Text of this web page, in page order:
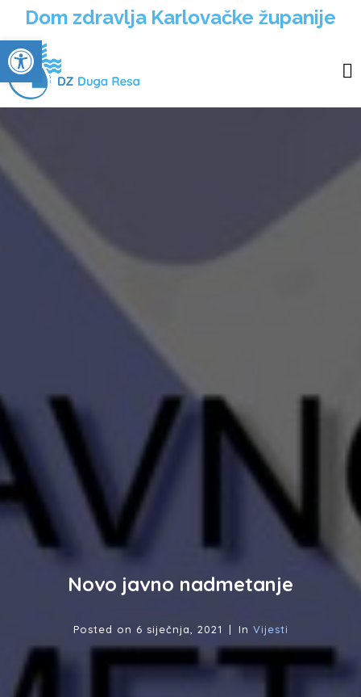
Open toolbar
Dom zdravlja Karlovačke županije
Novo javno nadmetanje
Posted on 6 siječnja, 2021 In Vijesti